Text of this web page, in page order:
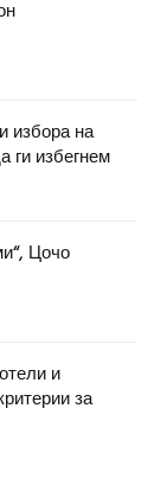
избора на
ги избегнем
Цочо
и
за